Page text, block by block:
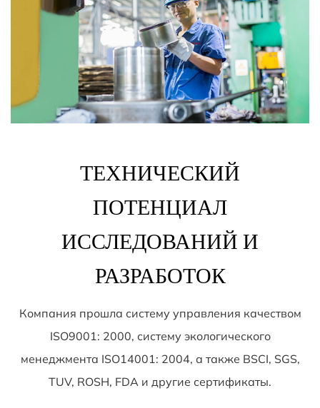
ТЕХНИЧЕСКИЙ
ПОТЕНЦИАЛ
ИССЛЕДОВАНИЙ И
РАЗРАБОТОК
Компания прошла систему управления качеством
ISO9001: 2000, систему экологического
менеджмента ISO14001: 2004, а также BSCI, SGS,
TUV, ROSH, FDA и другие сертификаты.